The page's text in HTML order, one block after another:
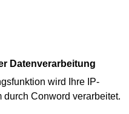
Datenverarbeitung
wird Ihre IP-
Conword verarbeitet.